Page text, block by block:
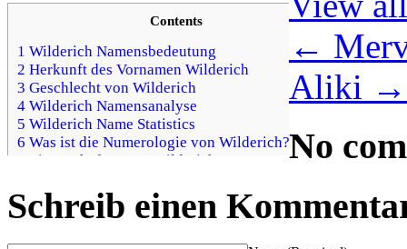
Contents
1 Wilderich Namensbedeutung
2 Herkunft des Vornamen Wilderich
3 Geschlecht von Wilderich
4 Wilderich Namensanalyse
5 Wilderich Name Statistics
6 Was ist die Numerologie von Wilderich?
7 Eigenschaften von Wilderich
9 Gibt es Wilderich Namen in der Bibel / Thora /
Koran?
←
Aliki →
No
Schreib einen